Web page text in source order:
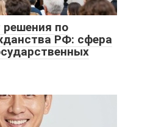
решения по
РФ: сфера